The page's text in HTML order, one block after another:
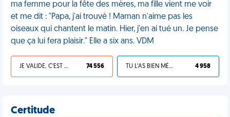
ma femme pour la fête des mères, ma fille vient me voir
et me dit : "Papa, j'ai trouvé ! Maman n'aime pas les
oiseaux qui chantent le matin. Hier, j'en ai tué un. Je pense
que ça lui fera plaisir." Elle a six ans. VDM
JE VALIDE, C'EST UNE VDM 74 556 TU L'AS BIEN MÉRITÉ 4 958
Certitude